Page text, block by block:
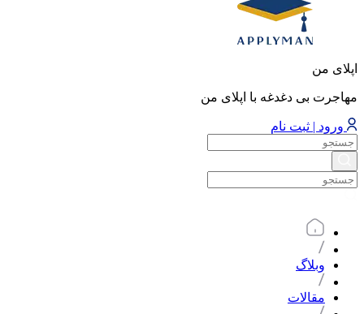
اپلای من
مهاجرت بی دغدغه با اپلای من
ورود | ثبت نام
وبلاگ
مقالات